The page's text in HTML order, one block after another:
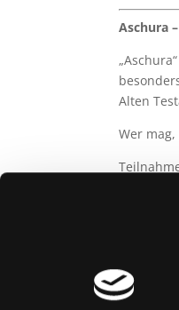
Aschura
Alten
Wer mag,